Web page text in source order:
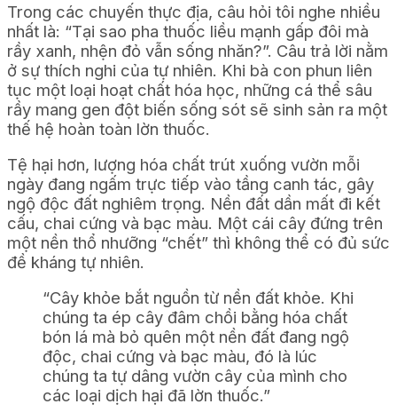
Trong các chuyến thực địa, câu hỏi tôi nghe nhiều
nhất là: “Tại sao pha thuốc liều mạnh gấp đôi mà
rầy xanh, nhện đỏ vẫn sống nhăn?”. Câu trả lời nằm
ở sự thích nghi của tự nhiên. Khi bà con phun liên
tục một loại hoạt chất hóa học, những cá thể sâu
rầy mang gen đột biến sống sót sẽ sinh sản ra một
thế hệ hoàn toàn lờn thuốc.
Tệ hại hơn, lượng hóa chất trút xuống vườn mỗi
ngày đang ngấm trực tiếp vào tầng canh tác, gây
ngộ độc đất nghiêm trọng. Nền đất dần mất đi kết
cấu, chai cứng và bạc màu. Một cái cây đứng trên
một nền thổ nhưỡng “chết” thì không thể có đủ sức
đề kháng tự nhiên.
“Cây khỏe bắt nguồn từ nền đất khỏe. Khi
chúng ta ép cây đâm chồi bằng hóa chất
bón lá mà bỏ quên một nền đất đang ngộ
độc, chai cứng và bạc màu, đó là lúc
chúng ta tự dâng vườn cây của mình cho
các loại dịch hại đã lờn thuốc.”